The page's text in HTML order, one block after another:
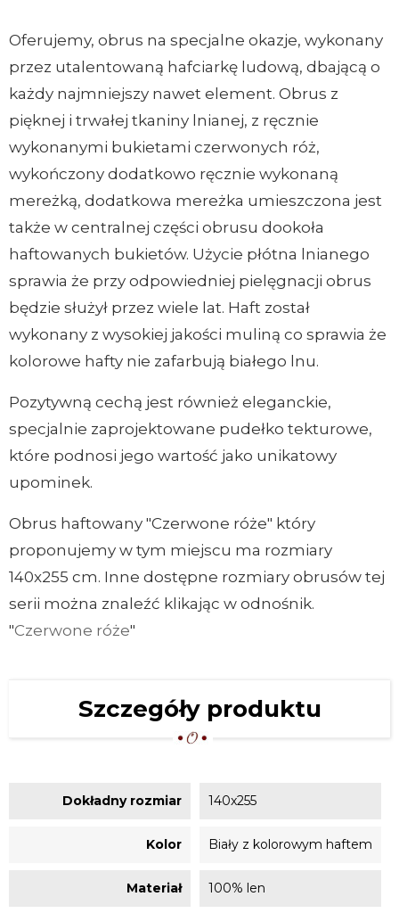
Oferujemy, obrus na specjalne okazje, wykonany
przez utalentowaną hafciarkę ludową, dbającą o
każdy najmniejszy nawet element. Obrus z
pięknej i trwałej tkaniny lnianej, z ręcznie
wykonanymi bukietami czerwonych róż,
wykończony dodatkowo ręcznie wykonaną
mereżką, dodatkowa mereżka umieszczona jest
także w centralnej części obrusu dookoła
haftowanych bukietów. Użycie płótna lnianego
sprawia że przy odpowiedniej pielęgnacji obrus
będzie służył przez wiele lat. Haft został
wykonany z wysokiej jakości muliną co sprawia że
kolorowe hafty nie zafarbują białego lnu.
Pozytywną cechą jest również eleganckie,
specjalnie zaprojektowane pudełko tekturowe,
które podnosi jego wartość jako unikatowy
upominek.
Obrus haftowany "Czerwone róże" który
proponujemy w tym miejscu ma rozmiary
140x255 cm. Inne dostępne rozmiary obrusów tej
serii można znaleźć klikając w odnośnik.
"Czerwone róże"
Szczegóły produktu
Dokładny rozmiar 140x255
Kolor Biały z kolorowym haftem
Materiał 100% len